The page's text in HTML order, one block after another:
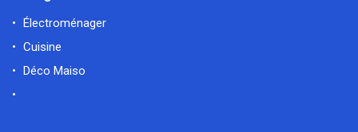
Électroménager
Cuisine
Déco Maiso